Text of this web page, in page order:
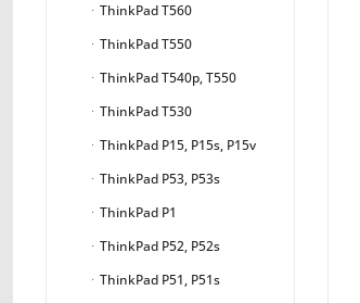
ThinkPad T560
ThinkPad T550
ThinkPad T540p, T550
ThinkPad T530
ThinkPad P15, P15s, P15v
ThinkPad P53, P53s
ThinkPad P1
ThinkPad P52, P52s
ThinkPad P51, P51s